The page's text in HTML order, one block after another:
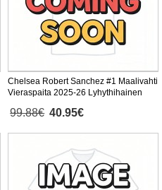
Chelsea Robert Sanchez #1 Maalivahti
Vieraspaita 2025-26 Lyhythihainen
99.88€ 40.95€